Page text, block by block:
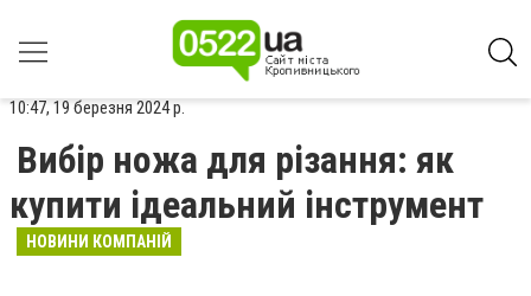
10:47, 19 березня 2024 р.
Вибір ножа для різання: як
купити ідеальний інструмент
НОВИНИ КОМПАНІЙ